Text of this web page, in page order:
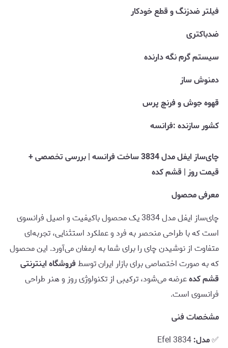
فیلتر ضدزنگ و قطع خودکار
ضدباکتری
سیستم گرم نگه دارنده
دمنوش ساز
قهوه جوش و فرنچ پرس
کشور سازنده :فرانسه
چای‌ساز ایفل مدل 3834 ساخت فرانسه | بررسی تخصصی +
قیمت روز | قشم کده
معرفی محصول
چای‌ساز ایفل مدل 3834 یک محصول باکیفیت و اصیل فرانسوی
است که با طراحی منحصر به فرد و عملکرد استثنایی، تجربه‌ای
متفاوت از نوشیدن چای را برای شما به ارمغان می‌آورد. این محصول
که به صورت اختصاصی برای بازار ایران توسطفروشگاه اینترنتی
قشم کدهعرضه می‌شود، ترکیبی از تکنولوژی روز و هنر طراحی
فرانسوی است.
مشخصات فنی
✅مدل: